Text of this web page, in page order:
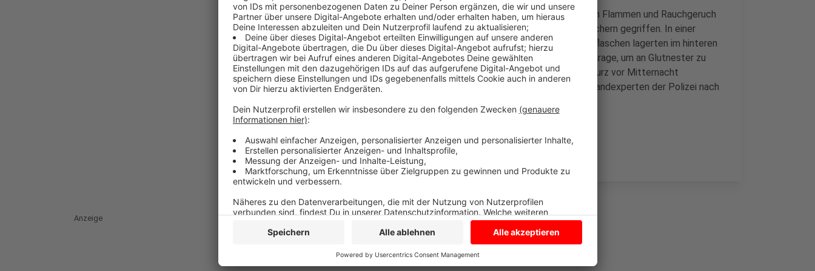
Was war da los? Nachbarn hatten in der Kolbestraße in Südkirchen Flammen und Rauchgeruch
bemerkt, die Feuerwehr alarmiert und selbst beherzt zu Feuerlöschern gegriffen. In einer
Garage war ein Brand ausgebrochen. Besonders brisant: Zwei Gasflaschen lagerten im hinteren
Bereich. Die Feuerwehr holte sie schnell heraus und räumte die Garage, um an Glutnester zu
kommen. Knapp 40 Feuerwehrleute waren gut zwei Stunden bis kurz vor Mitternacht
beschäftigt. Menschen wurden nicht verletzt. Heute forschen Brandexperten der Polizei nach
Anzeige